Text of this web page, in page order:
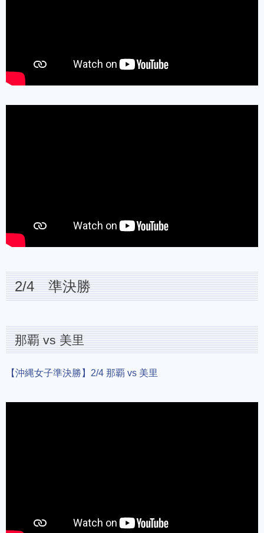
2/4 準決勝
那覇 vs 美里
【沖縄女子準決勝】2/4 那覇 vs 美里